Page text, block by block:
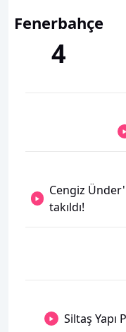
Fenerbahçe
4
Cengiz
takıldı!
Siltaş Yapı